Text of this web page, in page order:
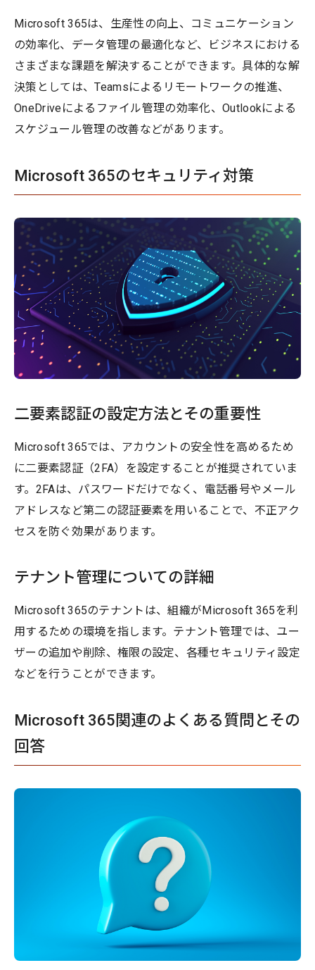
Microsoft 365は、生産性の向上、コミュニケーション
の効率化、データ管理の最適化など、ビジネスにおける
さまざまな課題を解決することができます。具体的な解
決策としては、Teamsによるリモートワークの推進、
OneDriveによるファイル管理の効率化、Outlookによる
スケジュール管理の改善などがあります。
Microsoft 365のセキュリティ対策
二要素認証の設定方法とその重要性
Microsoft 365では、アカウントの安全性を高めるため
に二要素認証（2FA）を設定することが推奨されていま
す。2FAは、パスワードだけでなく、電話番号やメール
アドレスなど第二の認証要素を用いることで、不正アク
セスを防ぐ効果があります。
テナント管理についての詳細
Microsoft 365のテナントは、組織がMicrosoft 365を利
用するための環境を指します。テナント管理では、ユー
ザーの追加や削除、権限の設定、各種セキュリティ設定
などを行うことができます。
Microsoft 365関連のよくある質問とその
回答